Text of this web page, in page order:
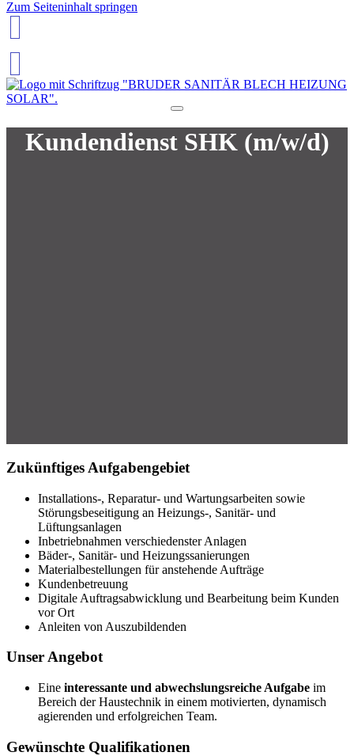
Zum Seiteninhalt springen
07805 95540
Kundendienst SHK (m/w/d)
Zukünftiges Aufgabengebiet
Installations-, Reparatur- und Wartungsarbeiten sowie
Störungsbeseitigung an Heizungs-, Sanitär- und
Lüftungsanlagen
Inbetriebnahmen verschiedenster Anlagen
Bäder-, Sanitär- und Heizungssanierungen
Materialbestellungen für anstehende Aufträge
Kundenbetreuung
Digitale Auftragsabwicklung und Bearbeitung beim Kunden
vor Ort
Anleiten von Auszubildenden
Unser Angebot
Eine interessante und abwechslungsreiche Aufgabe im
Bereich der Haustechnik in einem motivierten, dynamisch
agierenden und erfolgreichen Team.
Gewünschte Qualifikationen